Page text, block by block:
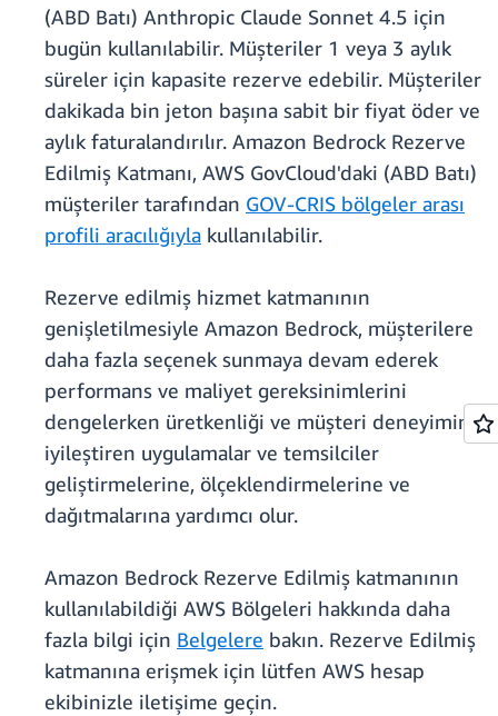
(ABD Batı) Anthropic Claude Sonnet 4.5 için
bugün kullanılabilir. Müşteriler 1 veya 3 aylık
süreler için kapasite rezerve edebilir. Müşteriler
dakikada bin jeton başına sabit bir fiyat öder ve
aylık faturalandırılır. Amazon Bedrock Rezerve
Edilmiş Katmanı, AWS GovCloud'daki (ABD Batı)
müşteriler tarafından GOV-CRIS bölgeler arası
profili aracılığıyla kullanılabilir.
Rezerve edilmiş hizmet katmanının
genişletilmesiyle Amazon Bedrock, müşterilere
daha fazla seçenek sunmaya devam ederek
performans ve maliyet gereksinimlerini
dengelerken üretkenliği ve müşteri deneyimini
iyileştiren uygulamalar ve temsilciler
geliştirmelerine, ölçeklendirmelerine ve
dağıtmalarına yardımcı olur.
Amazon Bedrock Rezerve Edilmiş katmanının
kullanılabildiği AWS Bölgeleri hakkında daha
fazla bilgi için Belgelere bakın. Rezerve Edilmiş
katmanına erişmek için lütfen AWS hesap
ekibinizle iletişime geçin.